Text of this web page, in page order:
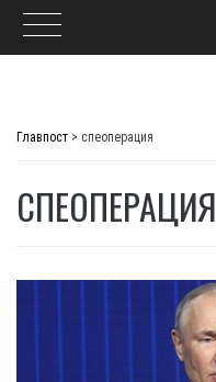
Главпост > спеоперация
СПЕОПЕРАЦИЯ